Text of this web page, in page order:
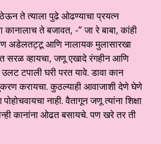
ठेऊन ते त्याला पुढे ओढण्याचा प्रयत्न
ते बजावत, -” जा रे बाबा, कांही
अडेलतट्टू आणि नालायक मुलासारखा
सरळ व्हायचा, जणू एखादे रंगहीन आणि
उलट टपाली घरी परत यावे. डावा कान
करायचा. कुठल्याही आवाजाशी देणे घेणे
नाही. वैतागून जणू त्यांना शिक्षा
कानांना ओढत बसायचे. पण खरे तर ती